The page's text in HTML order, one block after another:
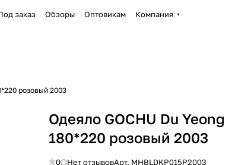
заказ Обзоры Оптовикам Компания
розовый 2003
Одеяло GOCHU Du Yeong
180*220 розовый 2003
0 Нет отзывовАрт. MHBLDKP015P2003